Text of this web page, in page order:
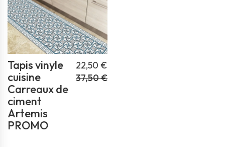
Tapis vinyle
cuisine
Carreaux de
ciment
Artemis
PROMO
22,50 €
37,50 €